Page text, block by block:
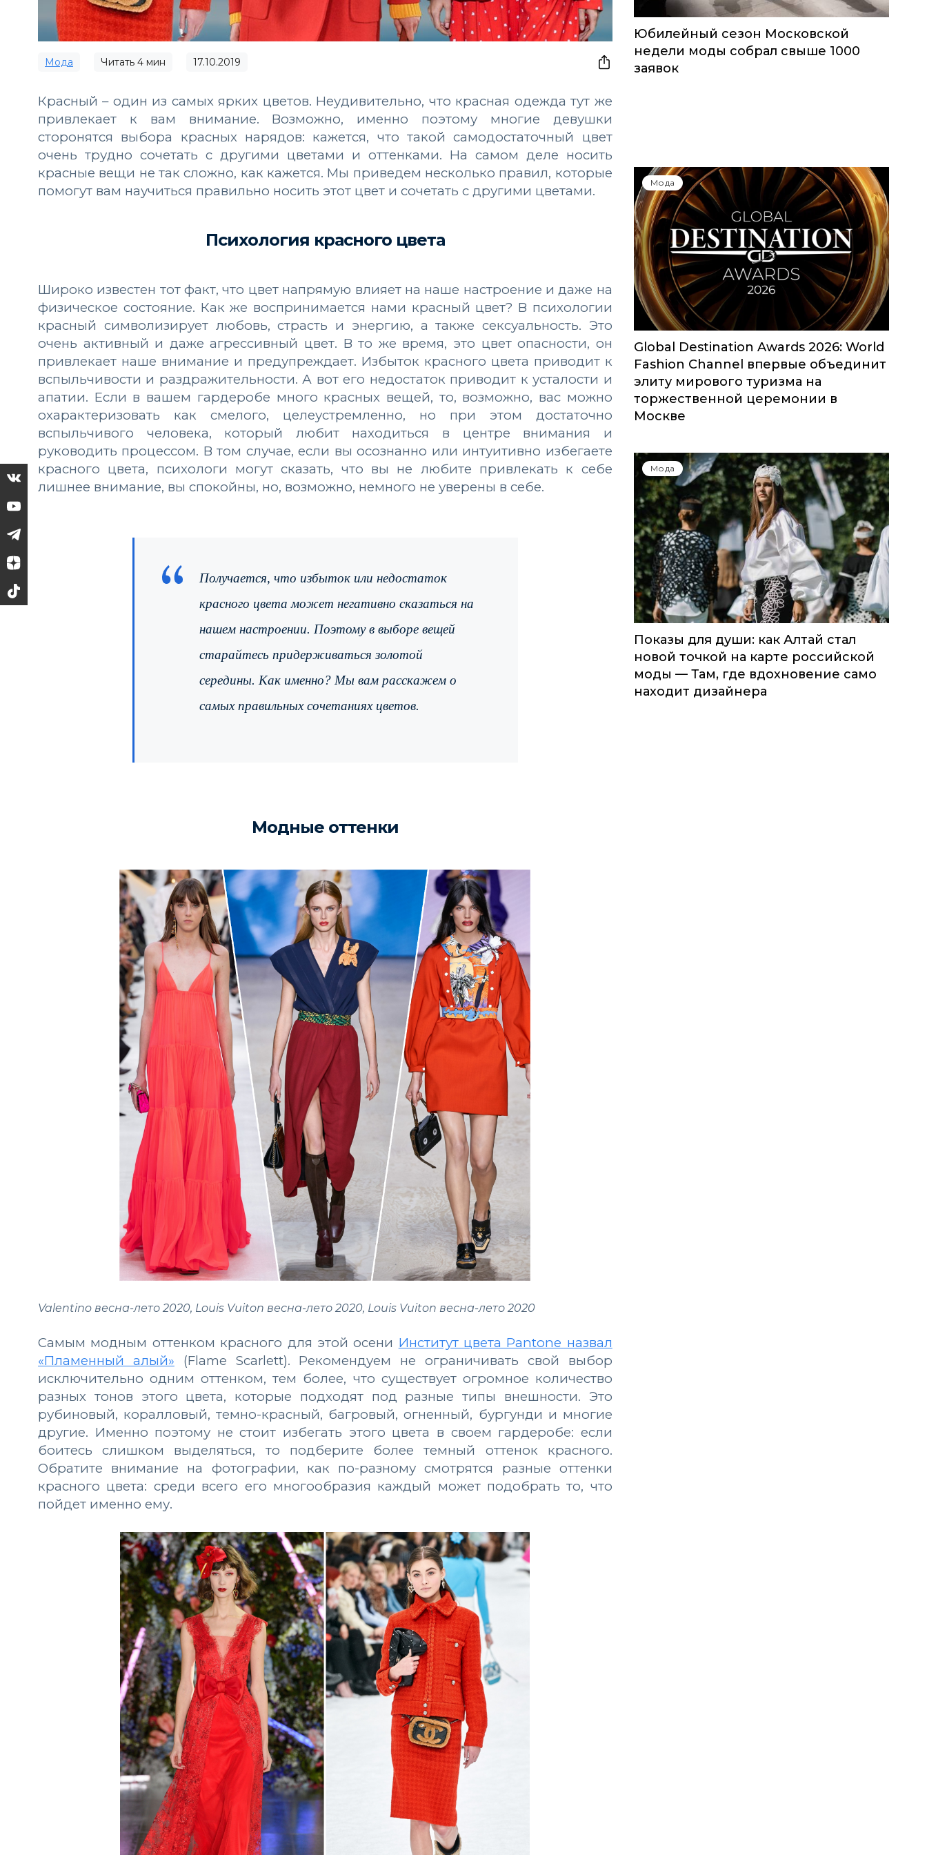
Мода Читать 4 мин 17.10.2019
Красный – один из самых ярких цветов. Неудивительно, что красная одежда тут же
привлекает к вам внимание. Возможно, именно поэтому многие девушки
сторонятся выбора красных нарядов: кажется, что такой самодостаточный цвет
очень трудно сочетать с другими цветами и оттенками. На самом деле носить
красные вещи не так сложно, как кажется. Мы приведем несколько правил, которые
помогут вам научиться правильно носить этот цвет и сочетать с другими цветами.
Психология красного цвета
Широко известен тот факт, что цвет напрямую влияет на наше настроение и даже на
физическое состояние. Как же воспринимается нами красный цвет? В психологии
красный символизирует любовь, страсть и энергию, а также сексуальность. Это
очень активный и даже агрессивный цвет. В то же время, это цвет опасности, он
привлекает наше внимание и предупреждает. Избыток красного цвета приводит к
вспыльчивости и раздражительности. А вот его недостаток приводит к усталости и
апатии. Если в вашем гардеробе много красных вещей, то, возможно, вас можно
охарактеризовать как смелого, целеустремленно, но при этом достаточно
вспыльчивого человека, который любит находиться в центре внимания и
руководить процессом. В том случае, если вы осознанно или интуитивно избегаете
красного цвета, психологи могут сказать, что вы не любите привлекать к себе
лишнее внимание, вы спокойны, но, возможно, немного не уверены в себе.
Получается, что избыток или недостаток
красного цвета может негативно сказаться на
нашем настроении. Поэтому в выборе вещей
старайтесь придерживаться золотой
середины. Как именно? Мы вам расскажем о
самых правильных сочетаниях цветов.
Модные оттенки
Valentino весна-лето 2020, Louis Vuiton весна-лето 2020, Louis Vuiton весна-лето 2020
Самым модным оттенком красного для этой осени Институт цвета Pantone назвал
«Пламенный алый» (Flame Scarlett). Рекомендуем не ограничивать свой выбор
исключительно одним оттенком, тем более, что существует огромное количество
разных тонов этого цвета, которые подходят под разные типы внешности. Это
рубиновый, коралловый, темно-красный, багровый, огненный, бургунди и многие
другие. Именно поэтому не стоит избегать этого цвета в своем гардеробе: если
боитесь слишком выделяться, то подберите более темный оттенок красного.
Обратите внимание на фотографии, как по-разному смотрятся разные оттенки
красного цвета: среди всего его многообразия каждый может подобрать то, что
пойдет именно ему.
Юбилейный сезон Московской
недели моды собрал свыше 1000
заявок
Мода
Global Destination Awards 2026: World
Fashion Channel впервые объединит
элиту мирового туризма на
торжественной церемонии в
Москве
Мода
Показы для души: как Алтай стал
новой точкой на карте российской
моды — Там, где вдохновение само
находит дизайнера